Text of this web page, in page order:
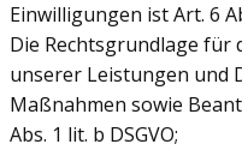
Einwilligungen ist Art. 6
Die Rechtsgrundlage
unserer Leistungen und
Maßnahmen sowie
Abs. 1 lit. b DSGVO;